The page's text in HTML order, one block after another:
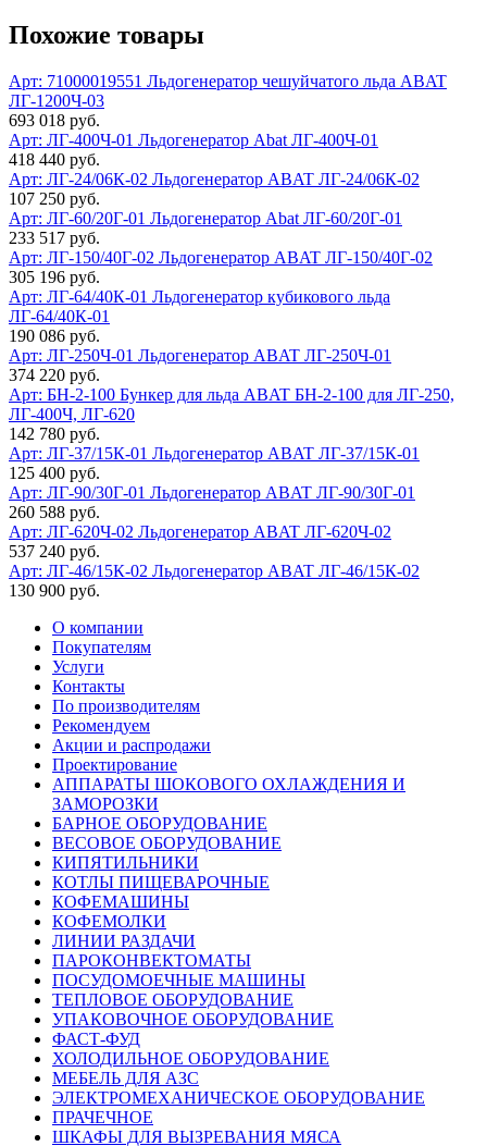
Похожие товары
Арт: 71000019551 Льдогенератор чешуйчатого льда ABAT
ЛГ-1200Ч-03
693 018 руб.
Арт: ЛГ-400Ч-01 Льдогенератор Abat ЛГ-400Ч-01
418 440 руб.
Арт: ЛГ-24/06К-02 Льдогенератор ABAT ЛГ-24/06К-02
107 250 руб.
Арт: ЛГ-60/20Г-01 Льдогенератор Abat ЛГ-60/20Г-01
233 517 руб.
Арт: ЛГ-150/40Г-02 Льдогенератор ABAT ЛГ-150/40Г-02
305 196 руб.
Арт: ЛГ-64/40К-01 Льдогенератор кубикового льда
ЛГ-64/40К-01
190 086 руб.
Арт: ЛГ-250Ч-01 Льдогенератор ABAT ЛГ-250Ч-01
374 220 руб.
Арт: БН-2-100 Бункер для льда ABAT БН-2-100 для ЛГ-250,
ЛГ-400Ч, ЛГ-620
142 780 руб.
Арт: ЛГ-37/15К-01 Льдогенератор ABAT ЛГ-37/15К-01
125 400 руб.
Арт: ЛГ-90/30Г-01 Льдогенератор ABAT ЛГ-90/30Г-01
260 588 руб.
Арт: ЛГ-620Ч-02 Льдогенератор ABAT ЛГ-620Ч-02
537 240 руб.
Арт: ЛГ-46/15К-02 Льдогенератор ABAT ЛГ-46/15К-02
130 900 руб.
О компании
Покупателям
Услуги
Контакты
По производителям
Рекомендуем
Акции и распродажи
Проектирование
АППАРАТЫ ШОКОВОГО ОХЛАЖДЕНИЯ И
ЗАМОРОЗКИ
БАРНОЕ ОБОРУДОВАНИЕ
ВЕСОВОЕ ОБОРУДОВАНИЕ
КИПЯТИЛЬНИКИ
КОТЛЫ ПИЩЕВАРОЧНЫЕ
КОФЕМАШИНЫ
КОФЕМОЛКИ
ЛИНИИ РАЗДАЧИ
ПАРОКОНВЕКТОМАТЫ
ПОСУДОМОЕЧНЫЕ МАШИНЫ
ТЕПЛОВОЕ ОБОРУДОВАНИЕ
УПАКОВОЧНОЕ ОБОРУДОВАНИЕ
ФАСТ-ФУД
ХОЛОДИЛЬНОЕ ОБОРУДОВАНИЕ
МЕБЕЛЬ ДЛЯ АЗС
ЭЛЕКТРОМЕХАНИЧЕСКОЕ ОБОРУДОВАНИЕ
ПРАЧЕЧНОЕ
ШКАФЫ ДЛЯ ВЫЗРЕВАНИЯ МЯСА